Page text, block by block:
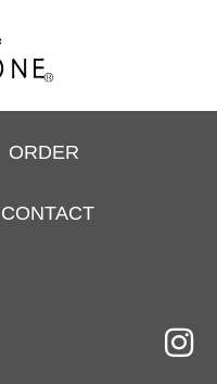
ORDER
CONTACT